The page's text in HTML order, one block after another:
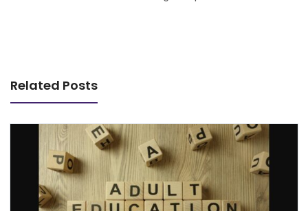
Related Posts